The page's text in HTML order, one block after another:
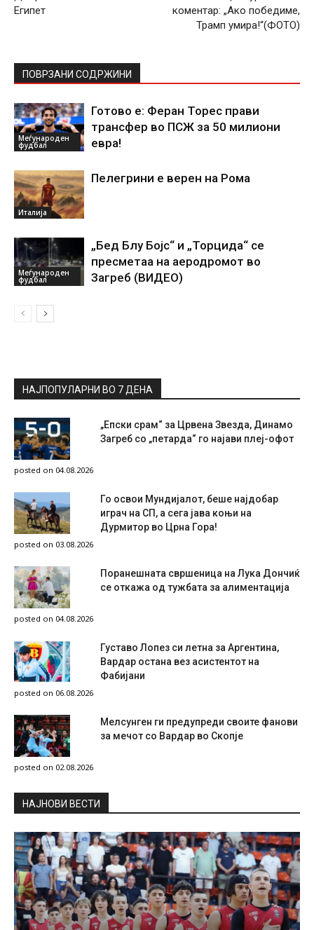
Египет
коментар: „Ако победиме,
Трамп умира!“(ФОТО)
ПОВРЗАНИ СОДРЖИНИ
Меѓународен
фудбал
Готово е: Феран Торес прави
трансфер во ПСЖ за 50 милиони
евра!
Италија
Пелегрини е верен на Рома
Меѓународен
фудбал
„Бед Блу Бојс“ и „Торцида“ се
пресметаа на аеродромот во
Загреб (ВИДЕО)
НАЈПОПУЛАРНИ ВО 7 ДЕНА
„Епски срам“ за Црвена Звезда, Динамо
Загреб со „петарда“ го најави плеј-офот
posted on 04.08.2026
Го освои Мундијалот, беше најдобар
играч на СП, а сега јава коњи на
Дурмитор во Црна Гора!
posted on 03.08.2026
Поранешната свршеница на Лука Дончиќ
се откажа од тужбата за алиментација
posted on 04.08.2026
Густаво Лопез си летна за Аргентина,
Вардар остана вез асистентот на
Фабијани
posted on 06.08.2026
Мелсунген ги предупреди своите фанови
за мечот со Вардар во Скопје
posted on 02.08.2026
НAЈНОВИ ВЕСТИ